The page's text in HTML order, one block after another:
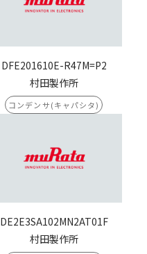
DFE201610E-R47M=P2
村田製作所
コンデンサ(キャパシタ)
DE2E3SA102MN2AT01F
村田製作所